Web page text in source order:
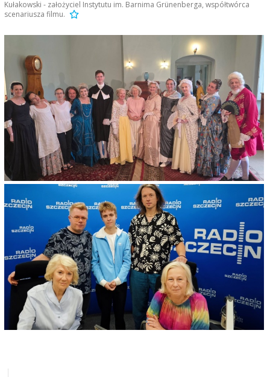
Kułakowski - założyciel Instytutu im. Barnima Grünenberga, współtwórca
scenariusza filmu.